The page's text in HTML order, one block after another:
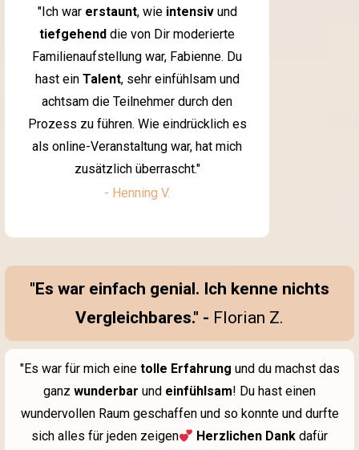
"Ich war erstaunt, wie intensiv und
tiefgehend die von Dir moderierte
Familienaufstellung war, Fabienne. Du
hast ein Talent, sehr einfühlsam und
achtsam die Teilnehmer durch den
Prozess zu führen. Wie eindrücklich es
als online-Veranstaltung war, hat mich
zusätzlich überrascht."
- Henning V.
"Es war einfach genial. Ich kenne nichts
Vergleichbares." - Florian Z.
"Es war für mich eine tolle Erfahrung und du machst das
ganz wunderbar und einfühlsam! Du hast einen
wundervollen Raum geschaffen und so konnte und durfte
sich alles für jeden zeigen
Herzlichen Dank dafür